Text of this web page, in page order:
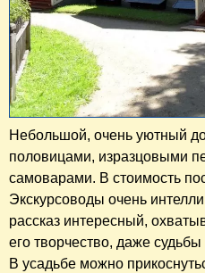
Небольшой, очень уютный
половицами, изразцовыми
самоварами. В стоимость
Экскурсоводы очень
рассказ интересный,
его творчество, даже судьбы
В усадьбе можно